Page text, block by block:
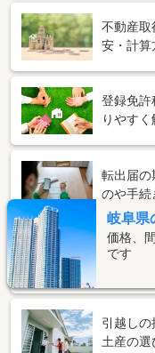
不動産取
安・計算
登録免許
りやすく
転出届の
のや手続
引越し
引越し
土産の選
岐阜県
価格、
です